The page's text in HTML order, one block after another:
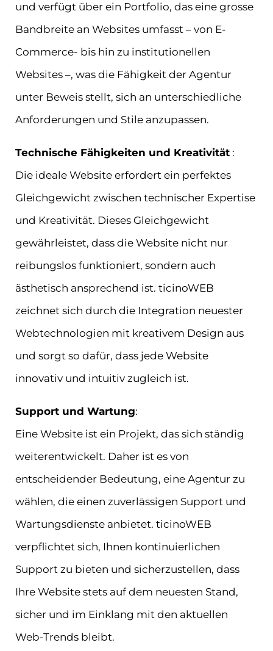
und verfügt über ein Portfolio, das eine grosse
Bandbreite an Websites umfasst – von E-
Commerce- bis hin zu institutionellen
Websites –, was die Fähigkeit der Agentur
unter Beweis stellt, sich an unterschiedliche
Anforderungen und Stile anzupassen.
Technische Fähigkeiten und Kreativität :
Die ideale Website erfordert ein perfektes
Gleichgewicht zwischen technischer Expertise
und Kreativität. Dieses Gleichgewicht
gewährleistet, dass die Website nicht nur
reibungslos funktioniert, sondern auch
ästhetisch ansprechend ist. ticinoWEB
zeichnet sich durch die Integration neuester
Webtechnologien mit kreativem Design aus
und sorgt so dafür, dass jede Website
innovativ und intuitiv zugleich ist.
Support und Wartung:
Eine Website ist ein Projekt, das sich ständig
weiterentwickelt. Daher ist es von
entscheidender Bedeutung, eine Agentur zu
wählen, die einen zuverlässigen Support und
Wartungsdienste anbietet. ticinoWEB
verpflichtet sich, Ihnen kontinuierlichen
Support zu bieten und sicherzustellen, dass
Ihre Website stets auf dem neuesten Stand,
sicher und im Einklang mit den aktuellen
Web-Trends bleibt.